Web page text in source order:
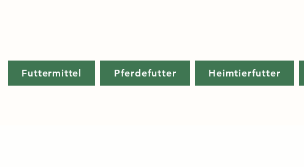
Futtermittel Pferdefutter Heimtierfutter